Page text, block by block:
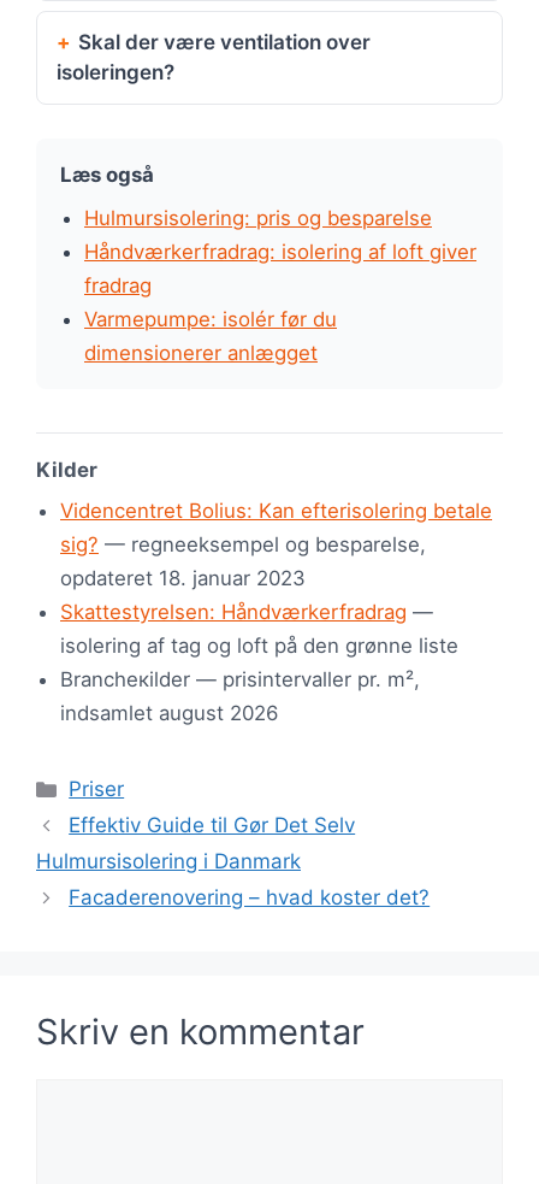
Skal der være ventilation over
isoleringen?
Læs også
Hulmursisolering: pris og besparelse
Håndværkerfradrag: isolering af loft giver
fradrag
Varmepumpe: isolér før du
dimensionerer anlægget
Kilder
Videncentret Bolius: Kan efterisolering betale
sig? — regneeksempel og besparelse,
opdateret 18. januar 2023
Skattestyrelsen: Håndværkerfradrag —
isolering af tag og loft på den grønne liste
Brancheкilder — prisintervaller pr. m²,
indsamlet august 2026
Kategorier
Priser
Effektiv Guide til Gør Det Selv
Hulmursisolering i Danmark
Facaderenovering – hvad koster det?
Skriv en kommentar